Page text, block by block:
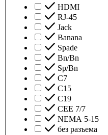
HDMI
RJ-45
Jack
Banana
Spade
Bn/Bn
Sp/Bn
С7
C15
C19
CEE 7/7
NEMA 5-15
без разъема